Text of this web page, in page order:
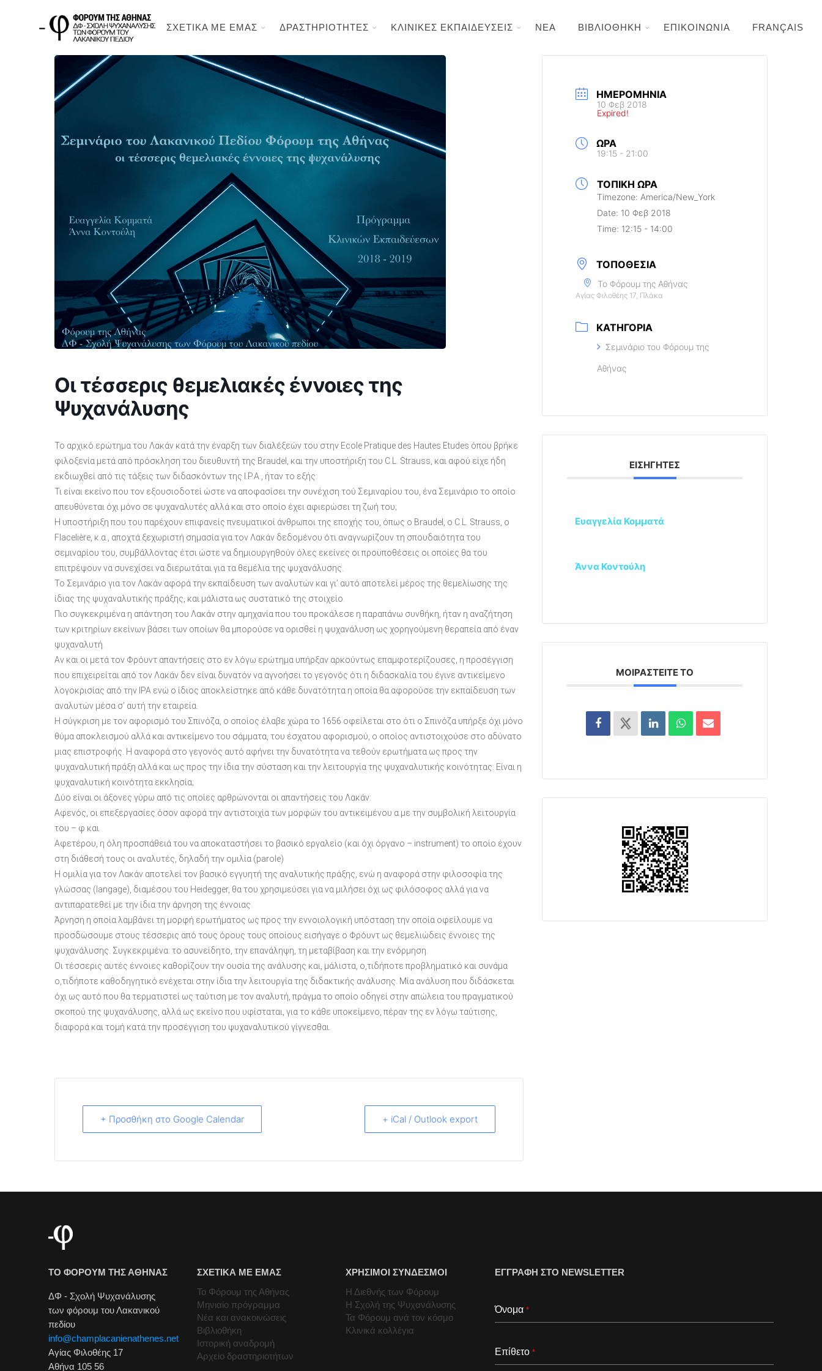
ΣΧΕΤΙΚΑ ΜΕ ΕΜΑΣ ΔΡΑΣΤΗΡΙΟΤΗΤΕΣ ΚΛΙΝΙΚΕΣ ΕΚΠΑΙΔΕΥΣΕΙΣ ΝΕΑ ΒΙΒΛΙΟΘΗΚΗ ΕΠΙΚΟΙΝΩΝΙΑ FRANÇAIS
Οι τέσσερις θεμελιακές έννοιες της
Ψυχανάλυσης
Το αρχικό ερώτημα του Λακάν κατά την έναρξη των διαλέξεών του στην Ecole Pratique des Hautes Etudes όπου βρήκε
φιλοξενία μετά από πρόσκληση του διευθυντή της Braudel, και την υποστήριξη του C.L. Strauss, και αφού είχε ήδη
εκδιωχθεί από τις τάξεις των διδασκόντων της I.P.A., ήταν το εξής:
Τι είναι εκείνο που τον εξουσιοδοτεί ώστε να αποφασίσει την συνέχιση τού Σεμιναρίου του, ένα Σεμινάριο το οποίο
απευθύνεται όχι μόνο σε ψυχαναλυτές αλλά και στο οποίο έχει αφιερώσει τη ζωή του;
Η υποστήριξη που του παρέχουν επιφανείς πνευματικοί άνθρωποι της εποχής του, όπως ο Braudel, o C.L. Strauss, o
Flacelière, κ.α., αποχτά ξεχωριστή σημασία για τον Λακάν δεδομένου ότι αναγνωρίζουν τη σπουδαιότητα του
σεμιναρίου του, συμβάλλοντας έτσι ώστε να δημιουργηθούν όλες εκείνες οι προϋποθέσεις οι οποίες θα του
επιτρέψουν να συνεχίσει να διερωτάται για τα θεμέλια της ψυχανάλυσης.
Το Σεμινάριο για τον Λακάν αφορά την εκπαίδευση των αναλυτών και γι’ αυτό αποτελεί μέρος της θεμελίωσης της
ίδιας της ψυχαναλυτικής πράξης, και μάλιστα ως συστατικό της στοιχείο.
Πιο συγκεκριμένα η απάντηση του Λακάν στην αμηχανία που του προκάλεσε η παραπάνω συνθήκη, ήταν η αναζήτηση
των κριτηρίων εκείνων βάσει των οποίων θα μπορούσε να ορισθεί η ψυχανάλυση ως χορηγούμενη θεραπεία από έναν
ψυχαναλυτή.
Αν και οι μετά τον Φρόυντ απαντήσεις στο εν λόγω ερώτημα υπήρξαν αρκούντως επαμφοτερίζουσες, η προσέγγιση
που επιχειρείται από τον Λακάν δεν είναι δυνατόν να αγνοήσει το γεγονός ότι η διδασκαλία του έγινε αντικείμενο
λογοκρισίας από την ΙΡΑ ενώ ο ίδιος αποκλείστηκε από κάθε δυνατότητα η οποία θα αφορούσε την εκπαίδευση των
αναλυτών μέσα σ’ αυτή την εταιρεία.
Η σύγκριση με τον αφορισμό του Σπινόζα, ο οποίος έλαβε χώρα το 1656 οφείλεται στο ότι ο Σπινόζα υπήρξε όχι μόνο
θύμα αποκλεισμού αλλά και αντικείμενο του σάμματα, του έσχατου αφορισμού, ο οποίος αντιστοιχούσε στο αδύνατο
μιας επιστροφής. Η αναφορά στο γεγονός αυτό αφήνει την δυνατότητα να τεθούν ερωτήματα ως προς την
ψυχαναλυτική πράξη αλλά και ως προς την ίδια την σύσταση και την λειτουργία της ψυχαναλυτικής κοινότητας: Είναι η
ψυχαναλυτική κοινότητα εκκλησία;
Δύο είναι οι άξονες γύρω από τις οποίες αρθρώνονται οι απαντήσεις του Λακάν:
Αφενός, οι επεξεργασίες όσον αφορά την αντιστοιχία των μορφών του αντικειμένου α με την συμβολική λειτουργία
του – φ και
Αφετέρου, η όλη προσπάθειά του να αποκαταστήσει το βασικό εργαλείο (και όχι όργανο – instrument) το οποίο έχουν
στη διάθεσή τους οι αναλυτές, δηλαδή την ομιλία (parole)
Η ομιλία για τον Λακάν αποτελεί τον βασικό εγγυητή της αναλυτικής πράξης, ενώ η αναφορά στην φιλοσοφία της
γλώσσας (langage), διαμέσου του Heidegger, θα του χρησιμεύσει για να μιλήσει όχι ως φιλόσοφος αλλά για να
αντιπαρατεθεί με την ίδια την άρνηση της έννοιας.
Άρνηση η οποία λαμβάνει τη μορφή ερωτήματος ως προς την εννοιολογική υπόσταση την οποία οφείλουμε να
προσδώσουμε στους τέσσερις από τους όρους τους οποίους εισήγαγε ο Φρόυντ ως θεμελιώδεις έννοιες της
ψυχανάλυσης. Συγκεκριμένα: το ασυνείδητο, την επανάληψη, τη μεταβίβαση και την ενόρμηση.
Οι τέσσερις αυτές έννοιες καθορίζουν την ουσία της ανάλυσης και, μάλιστα, ο,τιδήποτε προβληματικό και συνάμα
ο,τιδήποτε καθοδηγητικό ενέχεται στην ίδια την λειτουργία της διδακτικής ανάλυσης. Μία ανάλυση που διδάσκεται
όχι ως αυτό που θα τερματιστεί ως ταύτιση με τον αναλυτή, πράγμα το οποίο οδηγεί στην απώλεια του πραγματικού
σκοπού της ψυχανάλυσης, αλλά ως εκείνο που υφίσταται, για το κάθε υποκείμενο, πέραν της εν λόγω ταύτισης,
διαφορά και τομή κατά την προσέγγιση του ψυχαναλυτικού γίγνεσθαι.
+ Προσθήκη στο Google Calendar + iCal / Outlook export
ΗΜΕΡΟΜΗΝΊΑ
10 Φεβ 2018
Expired!
ΏΡΑ
19:15 - 21:00
ΤΟΠΙΚΉ ΏΡΑ
Timezone: America/New_York
Date: 10 Φεβ 2018
Time: 12:15 - 14:00
ΤΟΠΟΘΕΣΊΑ
Το Φόρουμ της Αθήνας
Αγίας Φιλοθέης 17, Πλάκα
ΚΑΤΗΓΟΡΊΑ
Σεμινάριο του Φόρουμ της
Αθήνας
ΕΙΣΗΓΗΤΈΣ
Ευαγγελία Κομματά
Άννα Κοντούλη
ΜΟΙΡΑΣΤΕΊΤΕ ΤΟ
ΤΟ ΦΟΡΟΥΜ ΤΗΣ ΑΘΗΝΑΣ
ΔΦ - Σχολή Ψυχανάλυσης
των φόρουμ του Λακανικού
πεδίου
info@champlacanienathenes.net
Αγίας Φιλοθέης 17
Αθήνα 105 56
ΣΧΕΤΙΚΑ ΜΕ ΕΜΑΣ
Το Φόρουμ της Αθήνας
Μηνιαίο πρόγραμμα
Νέα και ανακοινώσεις
Βιβλιοθήκη
Ιστορική αναδρομή
Αρχείο δραστηριοτήτων
ΧΡΗΣΙΜΟΙ ΣΥΝΔΕΣΜΟΙ
Η Διεθνής των Φόρουμ
Η Σχολή της Ψυχανάλυσης
Τα Φόρουμ ανά τον κόσμο
Κλινικά κολλέγια
ΕΓΓΡΑΦΗ ΣΤΟ NEWSLETTER
Όνομα *
Επίθετο *